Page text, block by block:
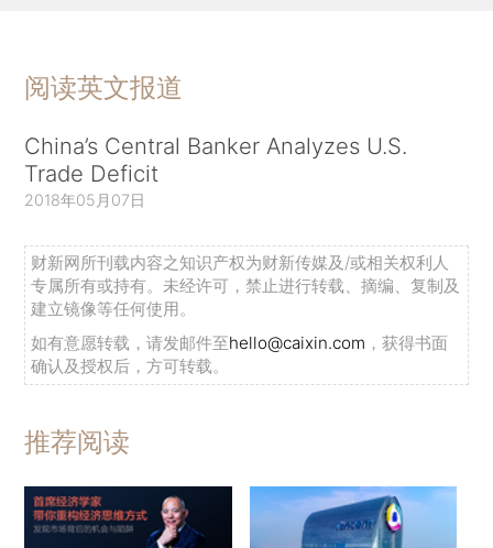
阅读英文报道
China’s Central Banker Analyzes U.S.
Trade Deficit
2018年05月07日
财新网所刊载内容之知识产权为财新传媒及/或相关权利人
专属所有或持有。未经许可，禁止进行转载、摘编、复制及
建立镜像等任何使用。
如有意愿转载，请发邮件至hello@caixin.com ，获得书面
确认及授权后，方可转载。
推荐阅读